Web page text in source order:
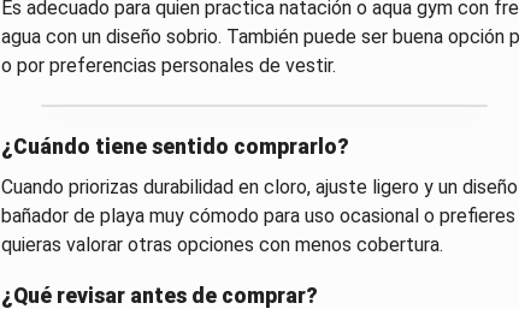
Es adecuado para quien practica natación o aqua gym con
agua con un diseño sobrio. También puede ser buena
o por preferencias personales de vestir.
¿Cuándo tiene sentido comprarlo?
Cuando priorizas durabilidad en cloro, ajuste ligero y un
bañador de playa muy cómodo para uso ocasional o
quieras valorar otras opciones con menos cobertura.
¿Qué revisar antes de comprar?